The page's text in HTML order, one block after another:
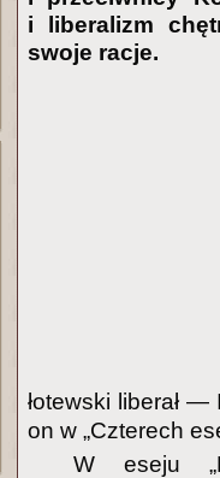
i liberalizm
swoje racje.
łotewski liberał
on w „Czterech
W eseju